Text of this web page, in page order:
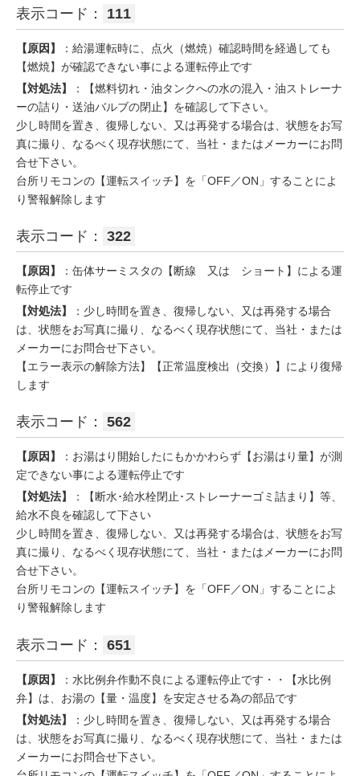
表示コード： 111
【原因】
：給湯運転時に、点火（燃焼）確認時間を経過しても
【燃焼】が確認できない事による運転停止です
【対処法】
：【燃料切れ・油タンクへの水の混入・油ストレーナ
ーの詰り・送油バルブの閉止】を確認して下さい。
少し時間を置き、復帰しない、又は再発する場合は、状態をお写
真に撮り、なるべく現存状態にて、当社・またはメーカーにお問
合せ下さい。
台所リモコンの【運転スイッチ】を「OFF／ON」することによ
り警報解除します
表示コード： 322
【原因】
：缶体サーミスタの【断線 又は ショート】による運
転停止です
【対処法】
：少し時間を置き、復帰しない、又は再発する場合
は、状態をお写真に撮り、なるべく現存状態にて、当社・または
メーカーにお問合せ下さい。
【エラー表示の解除方法】【正常温度検出（交換）】により復帰
します
表示コード： 562
【原因】
：お湯はり開始したにもかかわらず【お湯はり量】が測
定できない事による運転停止です
【対処法】
：【断水･給水栓閉止･ストレーナーゴミ詰まり】等、
給水不良を確認して下さい
少し時間を置き、復帰しない、又は再発する場合は、状態をお写
真に撮り、なるべく現存状態にて、当社・またはメーカーにお問
合せ下さい。
台所リモコンの【運転スイッチ】を「OFF／ON」することによ
り警報解除します
表示コード： 651
【原因】
：水比例弁作動不良による運転停止です・・【水比例
弁】は、お湯の【量・温度】を安定させる為の部品です
【対処法】
：少し時間を置き、復帰しない、又は再発する場合
は、状態をお写真に撮り、なるべく現存状態にて、当社・または
メーカーにお問合せ下さい。